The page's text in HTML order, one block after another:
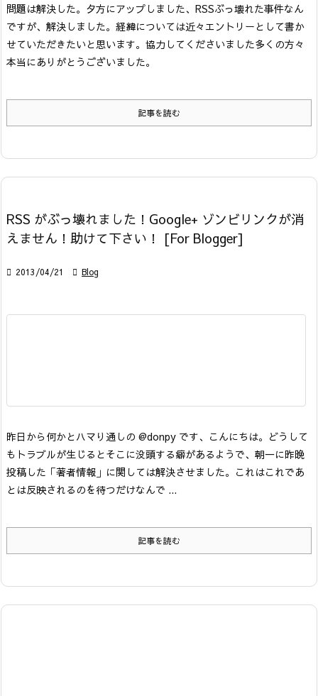
問題は解決した。 夕方にアップしました、RSSぶっ壊れた事件なん
ですが、解決しました。 経緯については近々エントリーとして書か
せていただきたいと思います。協力してくださいました多くの方々
本当にありがとうございました。
記事を読む
RSS がぶっ壊れました！Google+ ゾンビリンクが消
えません！助けて下さい！ [For Blogger]
 2013/04/21  Blog
昨日から何かとハマり通しの @donpy です、こんにちは。 どうして
もトラブルが生じるとそこに没頭する癖があるようで、朝一に昨晩
投稿した「著者情報」に関しては解決させました。これはこれであ
とは反映されるのを待つだけなんで ...
記事を読む